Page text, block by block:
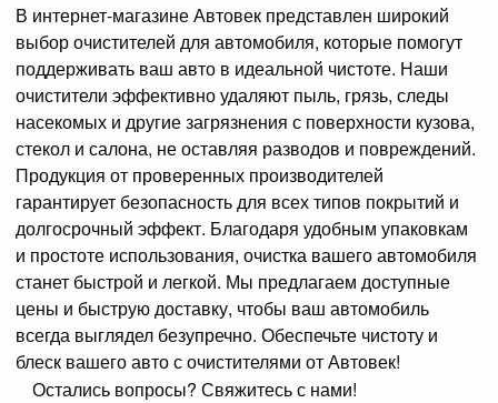
В интернет-магазине Автовек представлен широкий
выбор очистителей для автомобиля, которые помогут
поддерживать ваш авто в идеальной чистоте. Наши
очистители эффективно удаляют пыль, грязь, следы
насекомых и другие загрязнения с поверхности кузова,
стекол и салона, не оставляя разводов и повреждений.
Продукция от проверенных производителей
гарантирует безопасность для всех типов покрытий и
долгосрочный эффект. Благодаря удобным упаковкам
и простоте использования, очистка вашего автомобиля
станет быстрой и легкой. Мы предлагаем доступные
цены и быструю доставку, чтобы ваш автомобиль
всегда выглядел безупречно. Обеспечьте чистоту и
блеск вашего авто с очистителями от Автовек!
Остались вопросы? Свяжитесь с нами!